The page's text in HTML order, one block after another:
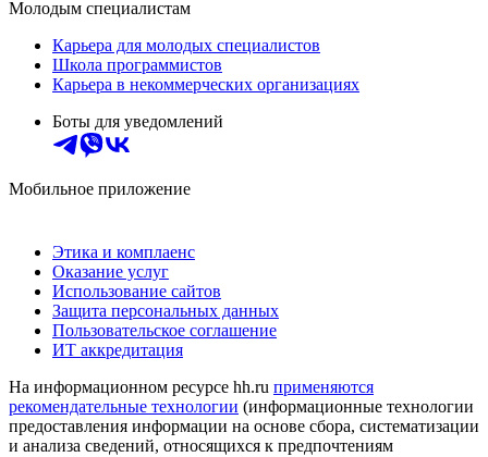
Молодым специалистам
Карьера для молодых специалистов
Школа программистов
Карьера в некоммерческих организациях
Боты для уведомлений
Мобильное приложение
Этика и комплаенс
Оказание услуг
Использование сайтов
Защита персональных данных
Пользовательское соглашение
ИТ аккредитация
На информационном ресурсе hh.ru применяются
рекомендательные технологии (информационные технологии
предоставления информации на основе сбора, систематизации
и анализа сведений, относящихся к предпочтениям